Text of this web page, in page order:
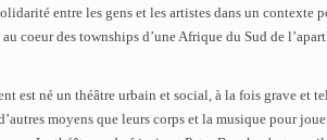
entre les gens et les artistes dans un contexte
coeur des townships d’une Afrique du Sud de
est né un théâtre urbain et social, à la fois grave et
moyens que leurs corps et la musique pour